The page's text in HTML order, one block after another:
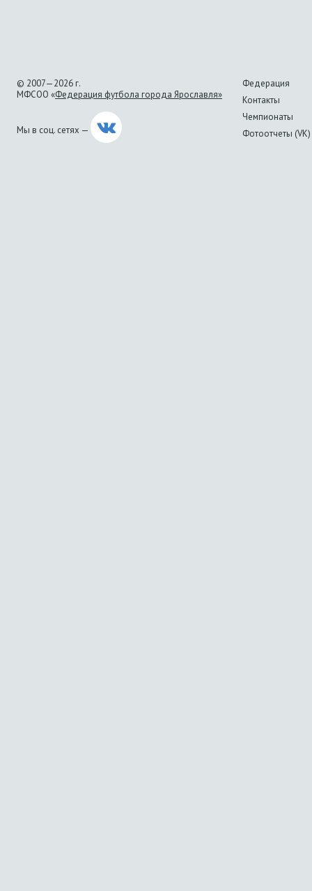
© 2007—2026 г.
МФСОО «Федерация футбола города Ярославля»
Мы в соц. сетях —
Федерация
Контакты
Чемпионаты
Фотоотчеты (VK)